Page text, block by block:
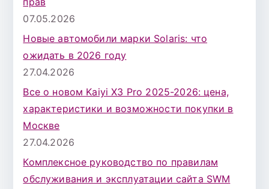
07.05.2026
Новые автомобили марки Solaris: что
ожидать в 2026 году
27.04.2026
Все о новом Kaiyi X3 Pro 2025-2026: цена,
характеристики и возможности покупки в
Москве
27.04.2026
Комплексное руководство по правилам
обслуживания и эксплуатации сайта SWM